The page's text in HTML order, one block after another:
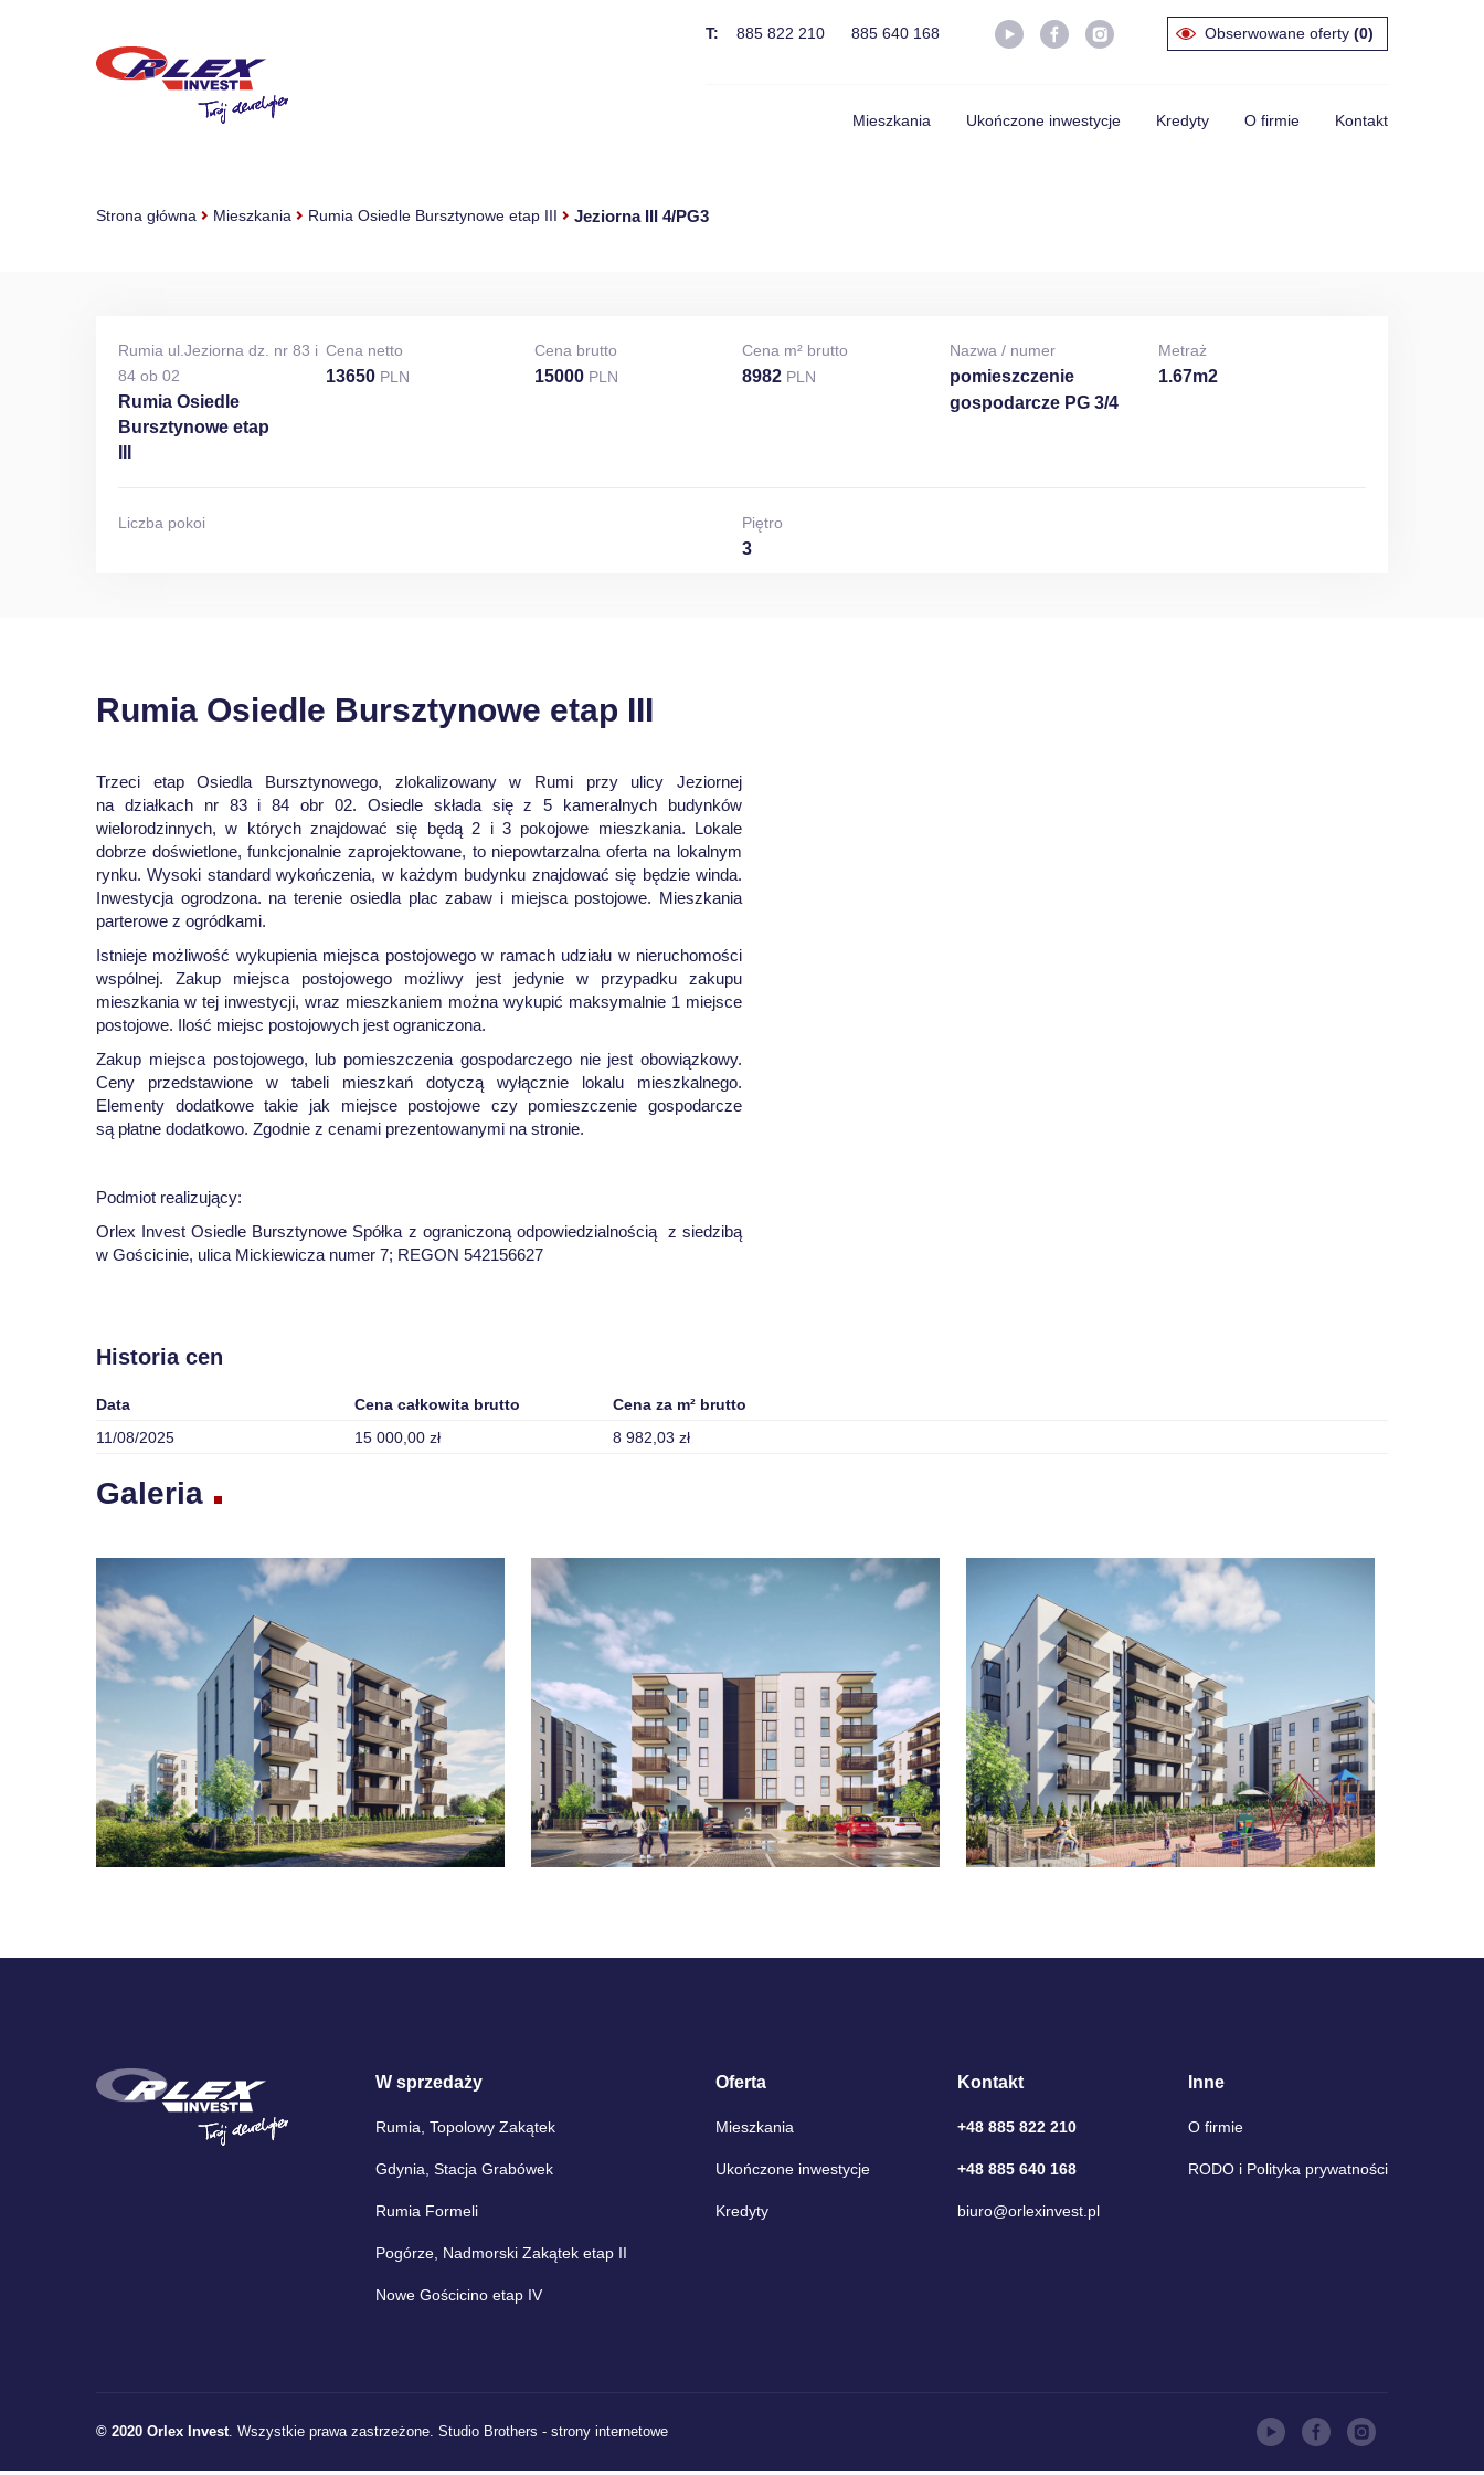
T: 885 822 210 885 640 168 Obserwowane oferty (0)
Mieszkania Ukończone inwestycje Kredyty O firmie Kontakt
Strona główna Mieszkania Rumia Osiedle Bursztynowe etap III Jeziorna III 4/PG3
Rumia ul.Jeziorna dz. nr 83 i
84 ob 02
Rumia Osiedle
Bursztynowe etap
Cena netto
13650 PLN
Cena brutto
15000PLN
Cena m² brutto
8982PLN
Nazwa / numer
pomieszczenie
gospodarcze PG 3/4
Metraż
1.67m2
Liczba pokoi Piętro
3
Rumia Osiedle Bursztynowe etap III
Trzeci etap Osiedla Bursztynowego, zlokalizowany w Rumi przy ulicy Jeziornej
na działkach nr 83 i 84 obr 02. Osiedle składa się z 5 kameralnych budynków
wielorodzinnych, w których znajdować się będą 2 i 3 pokojowe mieszkania. Lokale
dobrze doświetlone, funkcjonalnie zaprojektowane, to niepowtarzalna oferta na lokalnym
rynku. Wysoki standard wykończenia, w każdym budynku znajdować się będzie winda.
Inwestycja ogrodzona. na terenie osiedla plac zabaw i miejsca postojowe. Mieszkania
parterowe z ogródkami.
Istnieje możliwość wykupienia miejsca postojowego w ramach udziału w nieruchomości
wspólnej. Zakup miejsca postojowego możliwy jest jedynie w przypadku zakupu
mieszkania w tej inwestycji, wraz mieszkaniem można wykupić maksymalnie 1 miejsce
postojowe. Ilość miejsc postojowych jest ograniczona.
Zakup miejsca postojowego, lub pomieszczenia gospodarczego nie jest obowiązkowy.
Ceny przedstawione w tabeli mieszkań dotyczą wyłącznie lokalu mieszkalnego.
Elementy dodatkowe takie jak miejsce postojowe czy pomieszczenie gospodarcze
są płatne dodatkowo. Zgodnie z cenami prezentowanymi na stronie.
Podmiot realizujący:
Orlex Invest Osiedle Bursztynowe Spółka z ograniczoną odpowiedzialnością z siedzibą
w Gościcinie, ulica Mickiewicza numer 7; REGON 542156627
Historia cen
Data Cena całkowita brutto
Cena za m² brutto
11/08/2025
15 000,00 zł 8 982,03 zł
Galeria
W sprzedaży
Rumia, Topolowy Zakątek
Gdynia, Stacja Grabówek
Rumia Formeli
Pogórze, Nadmorski Zakątek etap II
Nowe Gościcino etap IV
Oferta
Mieszkania
Ukończone inwestycje
Kredyty
Kontakt
+48 885 822 210
+48 885 640 168
biuro@orlexinvest.pl
Inne
O firmie
RODO i Polityka prywatności
© 2020 Orlex Invest . Wszystkie prawa zastrzeżone. Studio Brothers - strony internetowe